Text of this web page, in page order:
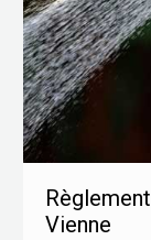
Vienne